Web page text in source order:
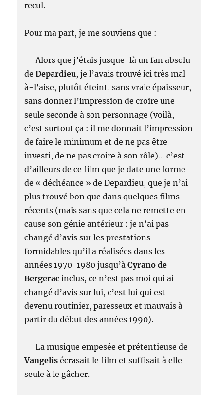
recul.
Pour ma part, je me souviens que :
— Alors que j’étais jusque-là un fan absolu
deDepardieu, je l’avais trouvé ici très mal-
à-l’aise, plutôt éteint, sans vraie épaisseur,
sans donner l’impression de croire une
seule seconde à son personnage (voilà,
c’est surtout ça : il me donnait l’impression
de faire le minimum et de ne pas être
investi, de ne pas croire à son rôle)… c’est
d’ailleurs de ce film que je date une forme
de « déchéance » de Depardieu, que je n’ai
plus trouvé bon que dans quelques films
récents (mais sans que cela ne remette en
cause son génie antérieur : je n’ai pas
changé d’avis sur les prestations
formidables qu’il a réalisées dans les
années 1970-1980 jusqu’àCyrano de
Bergerac inclus, ce n’est pas moi qui ai
changé d’avis sur lui, c’est lui qui est
devenu routinier, paresseux et mauvais à
partir du début des années 1990).
— La musique empesée et prétentieuse de
Vangelis écrasait le film et suffisait à elle
seule à le gâcher.